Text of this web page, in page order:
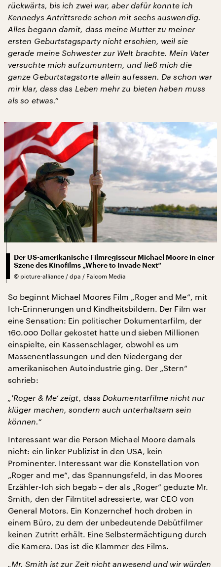
rückwärts, bis ich zwei war, aber dafür konnte ich
Kennedys Antrittsrede schon mit sechs auswendig.
Alles begann damit, dass meine Mutter zu meiner
ersten Geburtstagsparty nicht erschien, weil sie
gerade meine Schwester zur Welt brachte. Mein Vater
versuchte mich aufzumuntern, und ließ mich die
ganze Geburtstagstorte allein aufessen. Da schon war
mir klar, dass das Leben mehr zu bieten haben muss
als so etwas.“
Der US-amerikanische Filmregisseur Michael Moore in einer
Szene des Kinofilms „Where to Invade Next“
© picture-alliance / dpa / Falcom Media
So beginnt Michael Moores Film „Roger and Me“, mit
Ich-Erinnerungen und Kindheitsbildern. Der Film war
eine Sensation: Ein politischer Dokumentarfilm, der
160.000 Dollar gekostet hatte und sieben Millionen
einspielte, ein Kassenschlager, obwohl es um
Massenentlassungen und den Niedergang der
amerikanischen Autoindustrie ging. Der „Stern“
schrieb:
„'Roger & Me‘ zeigt, dass Dokumentarfilme nicht nur
klüger machen, sondern auch unterhaltsam sein
können.“
Interessant war die Person Michael Moore damals
nicht: ein linker Publizist in den USA, kein
Prominenter. Interessant war die Konstellation von
„Roger and me“, das Spannungsfeld, in das Moores
Erzähler-Ich sich begab – der als „Roger“ geduzte Mr.
Smith, den der Filmtitel adressierte, war CEO von
General Motors. Ein Konzernchef hoch droben in
einem Büro, zu dem der unbedeutende Debütfilmer
keinen Zutritt erhält. Eine Selbstermächtigung durch
die Kamera. Das ist die Klammer des Films.
„Mr. Smith ist zur Zeit nicht anwesend und wir würden